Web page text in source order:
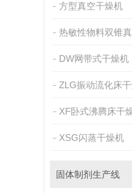
方型真空干燥机
热敏性物料双锥
DW网带式干燥机
ZLG振动流化床
XF卧式沸腾床干
XSG闪蒸干燥机
固体制剂生产线